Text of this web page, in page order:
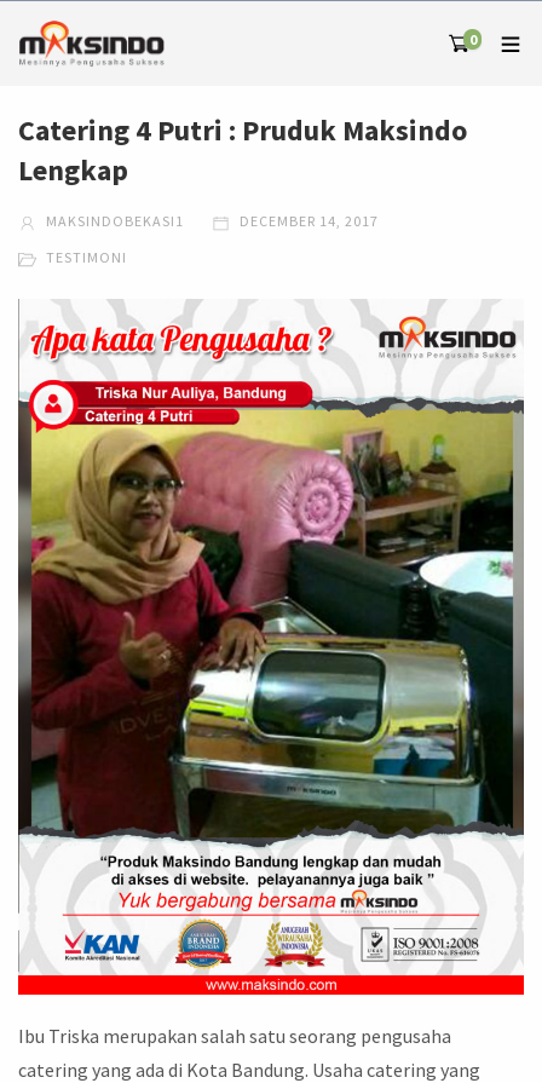
0
Catering 4 Putri : Pruduk Maksindo
Lengkap
MAKSINDOBEKASI1 DECEMBER 14, 2017
TESTIMONI
Ibu Triska merupakan salah satu seorang pengusaha
catering yang ada di Kota Bandung. Usaha catering yang